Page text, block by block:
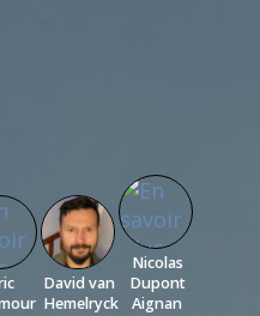
David van
Hemelryck
Nicolas
Dupont
Aignan